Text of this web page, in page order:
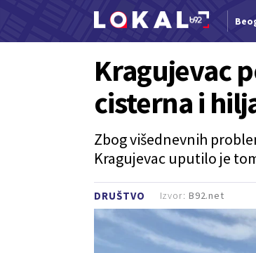
DRUŠTVO
Kragujevac
cisterna i
Zbog višednevnih
Kragujevac uputilo je
Izvor: B92.net